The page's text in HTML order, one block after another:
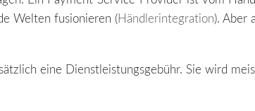
Welten fusionieren (Händlerintegration). Aber
eine Dienstleistungsgebühr. Sie wird